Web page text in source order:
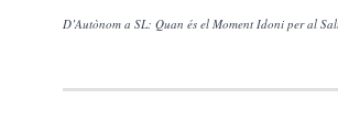
D’Autònom a SL: Quan és el Moment Idoni per al